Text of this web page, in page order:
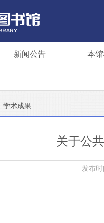
新闻公告 本
学术成果
关于公
发布